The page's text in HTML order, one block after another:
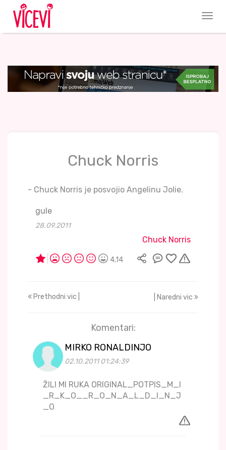
Chuck Norris
- Chuck Norris je posvojio Angelinu Jolie.
gule
28.09.2011
Chuck Norris
4,14
Prethodni vic | | Naredni vic
Komentari:
MIRKO RONALDINJO
02.10.2011 01:24:39
ŽILI MI RUKA ORIGINAL_POTPIS_M_I
_R_K_O__R_O_N_A_L_D_I_N_J
_O